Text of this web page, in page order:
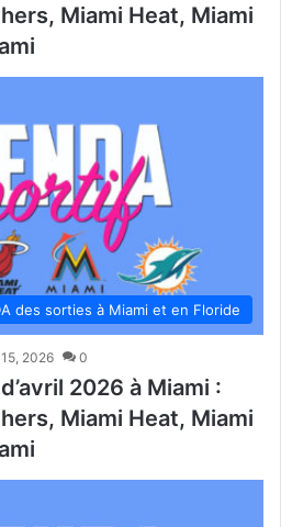
Miami Heat, Miami
des sorties à Miami et en Floride
2026 0
2026 à Miami :
Miami Heat, Miami